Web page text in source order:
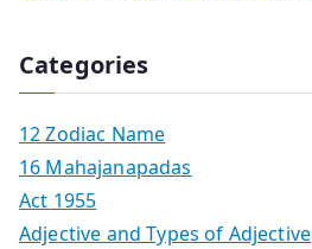
Categories
12 Zodiac Name
16 Mahajanapadas
Act 1955
Adjective and Types of Adjective